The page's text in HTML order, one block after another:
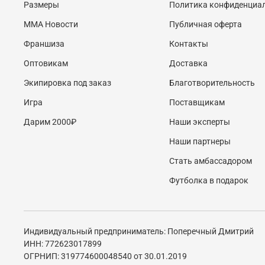
Размеры
MMA Новости
Франшиза
Оптовикам
Экипировка под заказ
Игра
Дарим 2000₽
Политика
Публичная оферта
Контакты
Доставка
Благотворительность
Поставщикам
Наши эксперты
Наши партнеры
Стать амбассадором
Футболка в подарок
Индивидуальный предприниматель: Поперечный Дмитрий
ИНН: 772623017899
ОГРНИП: 319774600048540 от 30.01.2019